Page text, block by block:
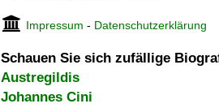
Impressum - Datenschutzerklärung
Schauen Sie sich zufällige
Austregildis
Johannes Cini